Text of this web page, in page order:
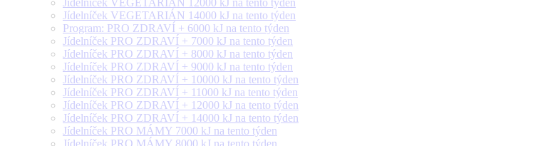
Jídelníček VEGETARIÁN 12000 kJ na tento týden
Jídelníček VEGETARIÁN 14000 kJ na tento týden
Program: PRO ZDRAVÍ + 6000 kJ na tento týden
Jídelníček PRO ZDRAVÍ + 7000 kJ na tento týden
Jídelníček PRO ZDRAVÍ + 8000 kJ na tento týden
Jídelníček PRO ZDRAVÍ + 9000 kJ na tento týden
Jídelníček PRO ZDRAVÍ + 10000 kJ na tento týden
Jídelníček PRO ZDRAVÍ + 11000 kJ na tento týden
Jídelníček PRO ZDRAVÍ + 12000 kJ na tento týden
Jídelníček PRO ZDRAVÍ + 14000 kJ na tento týden
Jídelníček PRO MÁMY 7000 kJ na tento týden
Jídelníček PRO MÁMY 8000 kJ na tento týden